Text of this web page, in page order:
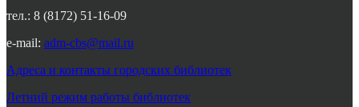
тел.: 8 (8172) 51-16-09
e-mail: adm-cbs@mail.ru
Адреса и контакты городских библиотек
Летний режим работы библиотек